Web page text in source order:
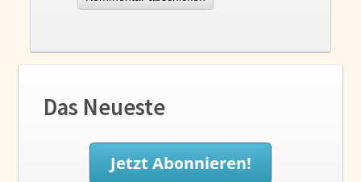
Das Neueste